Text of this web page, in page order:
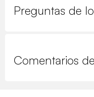
Preguntas de
Comentarios